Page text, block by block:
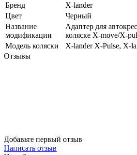
Бренд
X-lander
Цвет
Черный
Название
модификации
Адаптер для
коляске X-move/X-
Модель коляски
X-lander X-Pulse, X-
Отзывы
Добавьте первый отзыв
Написать отзыв